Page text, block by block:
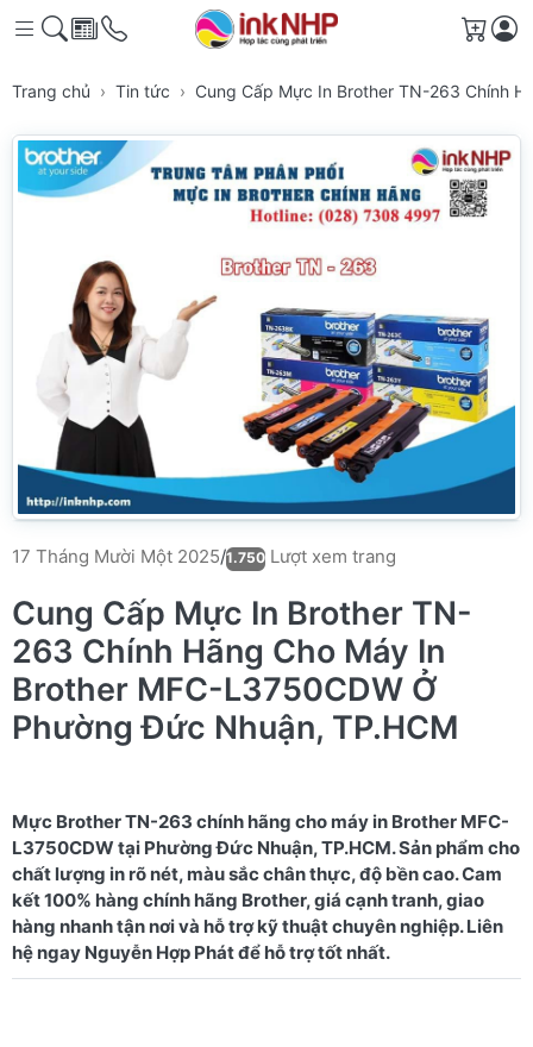
Giỏ
Trang chủ Tin tức Cung Cấp Mực In Brother TN-263 Chính
17 Tháng Mười Một 2025/1.750 Lượt xem trang
Cung Cấp Mực In Brother TN-
263 Chính Hãng Cho Máy In
Brother MFC-L3750CDW Ở
Phường Đức Nhuận, TP.HCM
Mực Brother TN-263 chính hãng cho máy in Brother MFC-
L3750CDW tại Phường Đức Nhuận, TP.HCM. Sản phẩm cho
chất lượng in rõ nét, màu sắc chân thực, độ bền cao. Cam
kết 100% hàng chính hãng Brother, giá cạnh tranh, giao
hàng nhanh tận nơi và hỗ trợ kỹ thuật chuyên nghiệp. Liên